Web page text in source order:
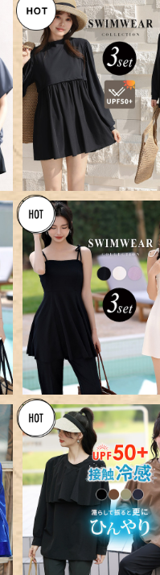
【宅配便】UVカット率
水着 体型カバー レディ
シュガード 3点セッ
25
¥10,960
【宅配便】ペプラムトッ
アパンツ水着／
¥8,560
SOLD OUT
【メール便】2WAYフリ
ュガード＋スリットパ
軽い／¥6,960